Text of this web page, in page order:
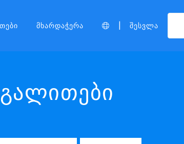
Მხარდაჭერა Შესვლა